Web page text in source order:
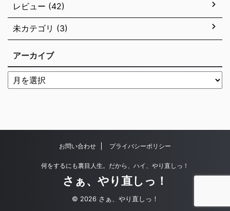
レビュー (42)
未カテゴリ (3)
アーカイブ
お問い合わせ プライバシーポリシー
何をするにも裏目人生。だから、ハイ、やり直しっ！
さぁ、やり直しっ！
© 2026 さぁ、やり直しっ！